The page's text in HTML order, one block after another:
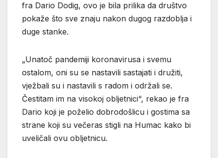
fra Dario Dodig, ovo je bila prilika da društvo
pokaže što sve znaju nakon dugog razdoblja i
duge stanke.
„Unatoč pandemiji koronavirusa i svemu
ostalom, oni su se nastavili sastajati i družiti,
vježbali su i nastavili s radom i održali se.
Čestitam im na visokoj obljetnici“, rekao je fra
Dario koji je poželio dobrodošlicu i gostima sa
strane koji su večeras stigli na Humac kako bi
uveličali ovu obljetnicu.